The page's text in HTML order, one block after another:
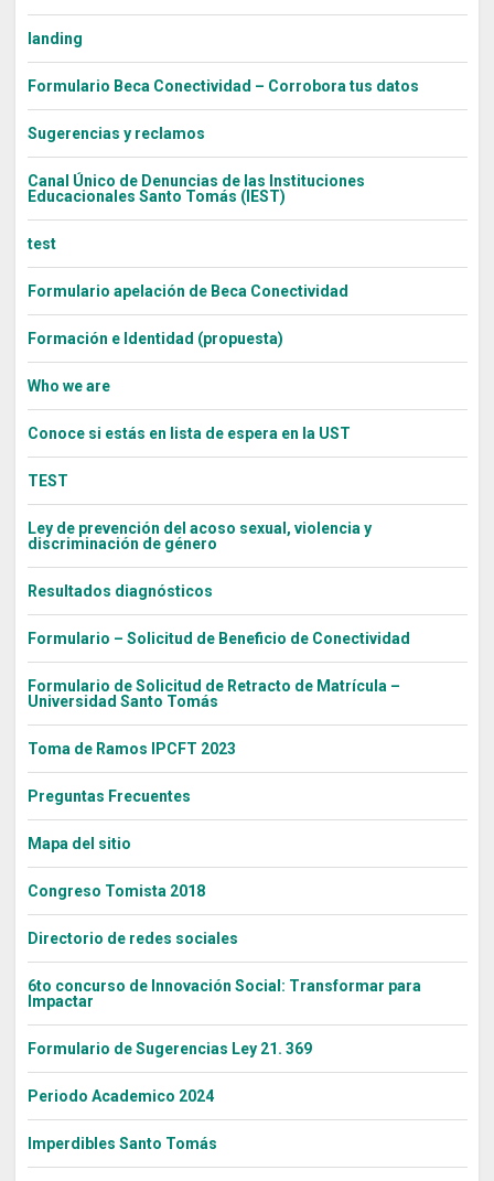
landing
Formulario Beca Conectividad – Corrobora tus datos
Sugerencias y reclamos
Canal Único de Denuncias de las Instituciones
Educacionales Santo Tomás (IEST)
test
Formulario apelación de Beca Conectividad
Formación e Identidad (propuesta)
Who we are
Conoce si estás en lista de espera en la UST
TEST
Ley de prevención del acoso sexual, violencia y
discriminación de género
Resultados diagnósticos
Formulario – Solicitud de Beneficio de Conectividad
Formulario de Solicitud de Retracto de Matrícula –
Universidad Santo Tomás
Toma de Ramos IPCFT 2023
Preguntas Frecuentes
Mapa del sitio
Congreso Tomista 2018
Directorio de redes sociales
6to concurso de Innovación Social: Transformar para
Impactar
Formulario de Sugerencias Ley 21. 369
Periodo Academico 2024
Imperdibles Santo Tomás